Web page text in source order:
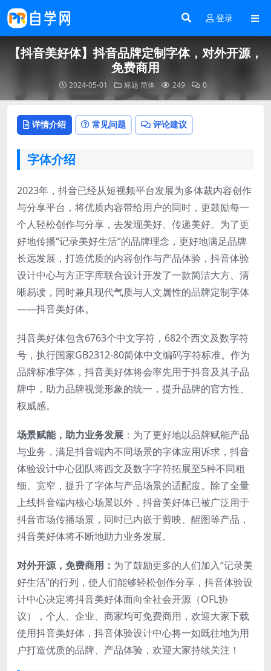
登录
【抖音美好体】抖音品牌定制字体，对外开源，
免费商用
2024-05-01 标题 简体 249 0
详情介绍 常见问题 评论建议
字体介绍
2023年，抖音已经从短视频平台发展为多体裁内容创作
与分享平台，将优质内容带给用户的同时，更鼓励每一
个人轻松创作与分享，去发现美好、传递美好。为了更
好地传播“记录美好生活”的品牌理念，更好地满足品牌
长远发展，打造优质的内容创作与产品体验，抖音体验
设计中心与方正字库联合设计开发了一款简洁大方、清
晰易读，同时兼具现代气质与人文属性的品牌定制字体
——抖音美好体。
抖音美好体包含6763个中文字符，682个西文及数字符
号，执行国家GB2312-80简体中文编码字符标准。作为
品牌标准字体，抖音美好体将会率先用于抖音及其子品
牌中，助力品牌视觉形象的统一，提升品牌的官方性、
权威感。
场景赋能，助力业务发展 ：为了更好地以品牌赋能产品
与业务，满足抖音端内不同场景的字体应用诉求，抖音
体验设计中心团队将西文及数字字符拓展至5种不同粗
细、宽窄，提升了字体与产品场景的适配度。除了全量
上线抖音端内核心场景以外，抖音美好体已被广泛用于
抖音市场传播场景，同时已内嵌于剪映、醒图等产品，
抖音美好体将不断地助力业务发展。
对外开源，免费商用： 为了鼓励更多的人们加入“记录美
好生活”的行列，使人们能够轻松创作分享，抖音体验设
计中心决定将抖音美好体面向全社会开源（OFL协
议），个人、企业、商家均可免费商用，欢迎大家下载
使用抖音美好体，抖音体验设计中心将一如既往地为用
户打造优质的品牌、产品体验，欢迎大家持续关注！